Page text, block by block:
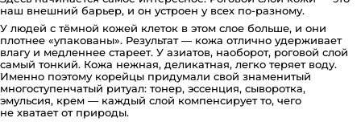
наш внешний барьер, и он устроен у всех по-разному.
У людей с тёмной кожей клеток в этом слое больше, и они
плотнее «упакованы». Результат — кожа отлично удерживает
влагу и медленнее стареет. У азиатов, наоборот, роговой слой
самый тонкий. Кожа нежная, деликатная, легко теряет воду.
Именно поэтому корейцы придумали свой знаменитый
многоступенчатый ритуал: тонер, эссенция, сыворотка,
эмульсия, крем — каждый слой компенсирует то, чего
не хватает от природы.